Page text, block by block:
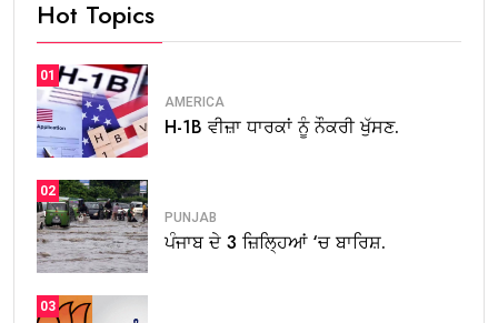
Hot Topics
01
AMERICA
H-1B ਵੀਜ਼ਾ ਧਾਰਕਾਂ ਨੂੰ ਨੌਕਰੀ ਖੁੱਸਣ.
02
PUNJAB
ਪੰਜਾਬ ਦੇ 3 ਜ਼ਿਲ੍ਹਿਆਂ ‘ਚ ਬਾਰਿਸ਼.
03